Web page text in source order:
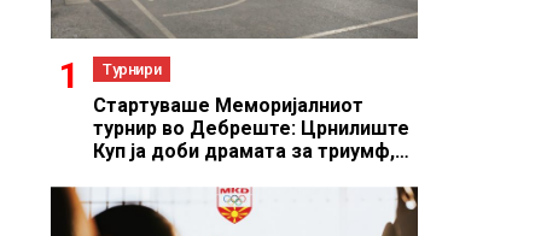
Турнири
Стартуваше Меморијалниот
турнир во Дебреште: Црнилиште
Куп ја доби драмата за триумф,
пресилна